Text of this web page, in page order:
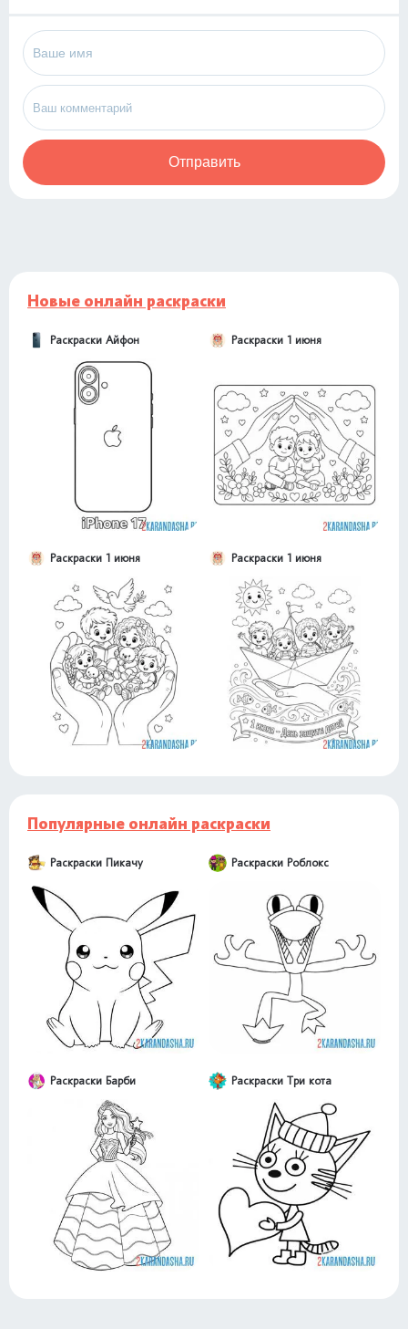
Отправить
Новые онлайн раскраски
Раскраски Айфон Раскраски 1 июня
Раскраски 1 июня Раскраски 1 июня
Популярные онлайн раскраски
Раскраски Пикачу Раскраски Роблокс
Раскраски Барби Раскраски Три кота